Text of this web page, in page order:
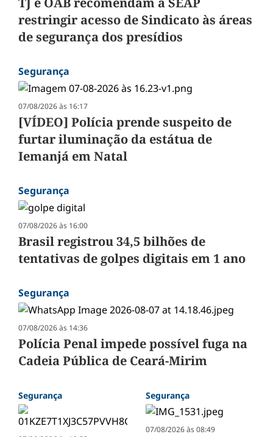
restringir acesso de Sindicato às áreas
de segurança dos presídios
Segurança
07/08/2026 às 16:17
[VÍDEO] Polícia prende suspeito de
furtar iluminação da estátua de
Iemanjá em Natal
Segurança
07/08/2026 às 16:00
Brasil registrou 34,5 bilhões de
tentativas de golpes digitais em 1 ano
Segurança
07/08/2026 às 14:36
Polícia Penal impede possível fuga na
Cadeia Pública de Ceará-Mirim
Segurança Segurança
07/08/2026 às 08:49